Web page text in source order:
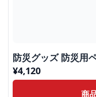
防災グッズ 防災用
¥4,120
商